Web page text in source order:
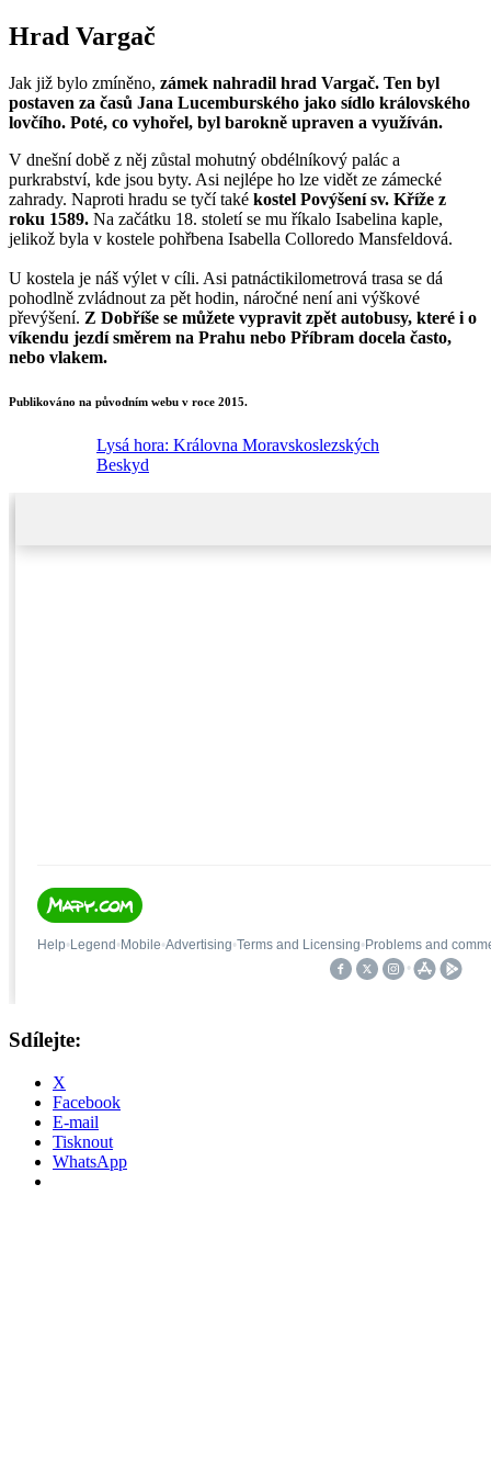
Hrad Vargač
Jak již bylo zmíněno, zámek nahradil hrad Vargač. Ten byl
postaven za časů Jana Lucemburského jako sídlo královského
lovčího. Poté, co vyhořel, byl barokně upraven a využíván.
V dnešní době z něj zůstal mohutný obdélníkový palác a
purkrabství, kde jsou byty. Asi nejlépe ho lze vidět ze zámecké
zahrady. Naproti hradu se tyčí také kostel Povýšení sv. Kříže z
roku 1589. Na začátku 18. století se mu říkalo Isabelina kaple,
jelikož byla v kostele pohřbena Isabella Colloredo Mansfeldová.
U kostela je náš výlet v cíli. Asi patnáctikilometrová trasa se dá
pohodlně zvládnout za pět hodin, náročné není ani výškové
převýšení. Z Dobříše se můžete vypravit zpět autobusy, které i o
víkendu jezdí směrem na Prahu nebo Příbram docela často,
nebo vlakem.
Publikováno na původním webu v roce 2015.
Lysá hora: Královna Moravskoslezských
Beskyd
Sdílejte:
X
Facebook
E-mail
Tisknout
WhatsApp